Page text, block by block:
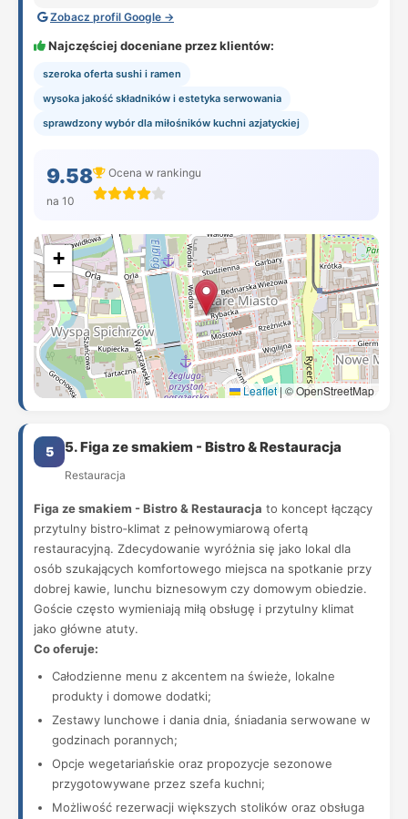
Zobacz profil Google →
Najczęściej doceniane przez klientów:
szeroka oferta sushi i ramen
wysoka jakość składników i estetyka serwowania
sprawdzony wybór dla miłośników kuchni azjatyckiej
9.58
na 10
Ocena w rankingu
+
−
Leaflet| © OpenStreetMap
5 5. Figa ze smakiem - Bistro & Restauracja
Restauracja
Figa ze smakiem - Bistro & Restauracja to koncept łączący
przytulny bistro‑klimat z pełnowymiarową ofertą
restauracyjną. Zdecydowanie wyróżnia się jako lokal dla
osób szukających komfortowego miejsca na spotkanie przy
dobrej kawie, lunchu biznesowym czy domowym obiedzie.
Goście często wymieniają miłą obsługę i przytulny klimat
jako główne atuty.
Co oferuje:
Całodzienne menu z akcentem na świeże, lokalne
produkty i domowe dodatki;
Zestawy lunchowe i dania dnia, śniadania serwowane w
godzinach porannych;
Opcje wegetariańskie oraz propozycje sezonowe
przygotowywane przez szefa kuchni;
Możliwość rezerwacji większych stolików oraz obsługa